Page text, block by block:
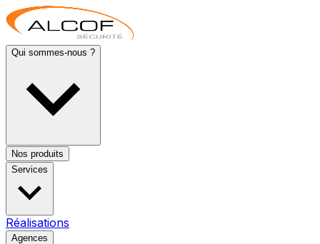
Qui sommes-nous ?
Nos produits
Services
Réalisations
Agences